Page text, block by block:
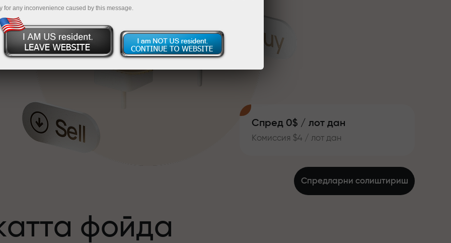
Спред 0$ / лот дан
Комиссия $4 / лот дан
фойда
Спредларни солиштириш
for any inconvenience caused by this message.